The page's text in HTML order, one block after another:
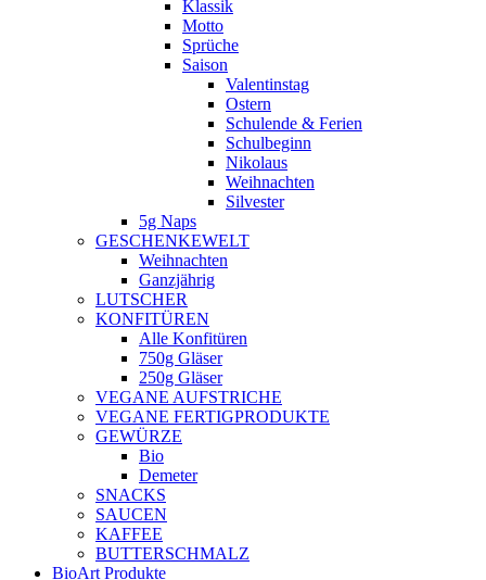
Klassik
Motto
Sprüche
Saison
Valentinstag
Ostern
Schulende & Ferien
Schulbeginn
Nikolaus
Weihnachten
Silvester
5g Naps
GESCHENKEWELT
Weihnachten
Ganzjährig
LUTSCHER
KONFITÜREN
Alle Konfitüren
750g Gläser
250g Gläser
VEGANE AUFSTRICHE
VEGANE FERTIGPRODUKTE
GEWÜRZE
Bio
Demeter
SNACKS
SAUCEN
KAFFEE
BUTTERSCHMALZ
BioArt Produkte